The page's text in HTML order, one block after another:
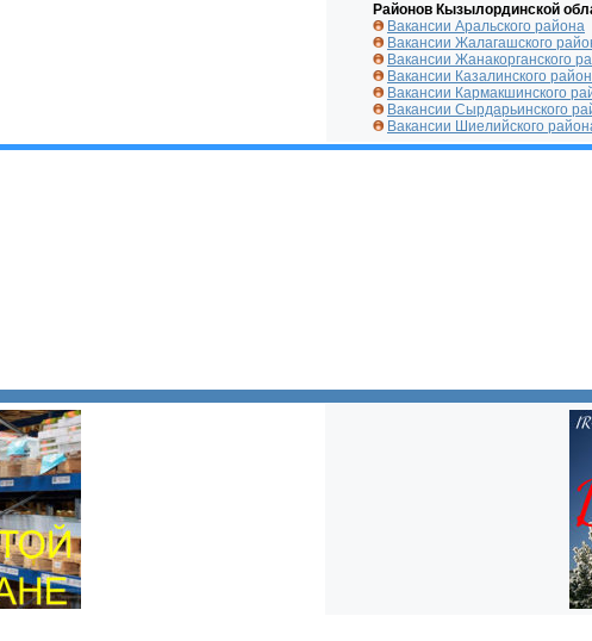
Районов Кызылординской
Вакансии Аральского района
Вакансии Жалагашского
Вакансии Жанакорганского
Вакансии Казалинского
Вакансии Кармакшинского
Вакансии Сырдарьинского
Вакансии Шиелийского